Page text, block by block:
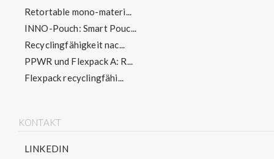
Retortable mono-materi...
INNO-Pouch: Smart Pouc...
Recyclingfähigkeit nac...
PPWR und Flexpack A: R...
Flexpack recyclingfähi...
KONTAKT
LINKEDIN